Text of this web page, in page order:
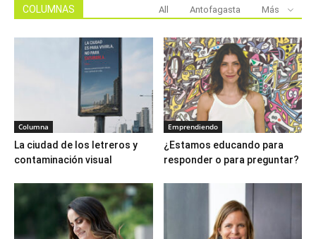
COLUMNAS All Antofagasta Más
Columna
La ciudad de los letreros y
contaminación visual
Emprendiendo
¿Estamos educando para
responder o para preguntar?